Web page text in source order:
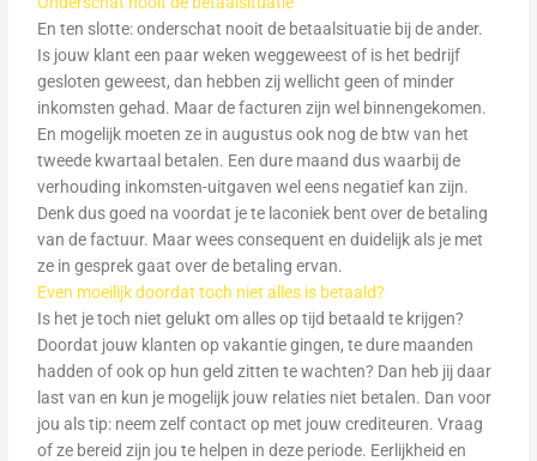
En ten slotte: onderschat nooit de betaalsituatie bij de ander.
Is jouw klant een paar weken weggeweest of is het bedrijf
gesloten geweest, dan hebben zij wellicht geen of minder
inkomsten gehad. Maar de facturen zijn wel binnengekomen.
En mogelijk moeten ze in augustus ook nog de btw van het
tweede kwartaal betalen. Een dure maand dus waarbij de
verhouding inkomsten-uitgaven wel eens negatief kan zijn.
Denk dus goed na voordat je te laconiek bent over de betaling
van de factuur. Maar wees consequent en duidelijk als je met
ze in gesprek gaat over de betaling ervan.
Even moeilijk doordat toch niet alles is betaald?
Is het je toch niet gelukt om alles op tijd betaald te krijgen?
Doordat jouw klanten op vakantie gingen, te dure maanden
hadden of ook op hun geld zitten te wachten? Dan heb jij daar
last van en kun je mogelijk jouw relaties niet betalen. Dan voor
jou als tip: neem zelf contact op met jouw crediteuren. Vraag
of ze bereid zijn jou te helpen in deze periode. Eerlijkheid en